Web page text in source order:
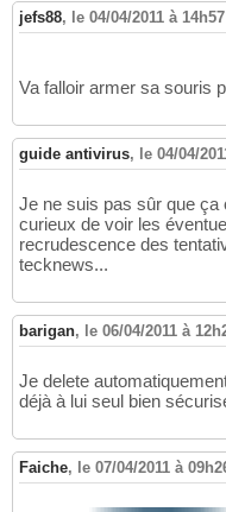
jefs88, le 04/04/2011 à 14h57
Va falloir armer sa souris
guide antivirus, le 04/04/
Je ne suis pas sûr que ça
curieux de voir les
recrudescence des
tecknews...
barigan, le 06/04/2011 à
Je delete
déjà à lui seul bien
Faiche, le 07/04/2011 à